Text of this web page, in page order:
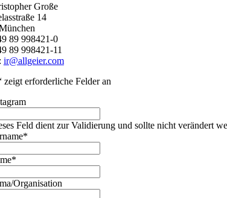
Große
14
89 998421-0
89 998421-11
ir@allgeier.com
zeigt erforderliche Felder an
Feld dient zur Validierung und sollte nicht verändert
*
*
Organisation